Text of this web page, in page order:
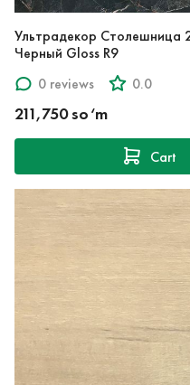
Ультрадекор
Черный Gloss R9
0 reviews
0.0
211,750 so‘m
Cart